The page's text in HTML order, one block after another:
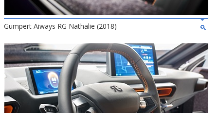
Gumpert Aiways RG Nathalie (2018)